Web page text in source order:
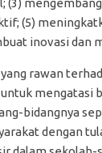
(3)
(5)
inovasi dan
rawan
mengatasi
bidangnya
dengan